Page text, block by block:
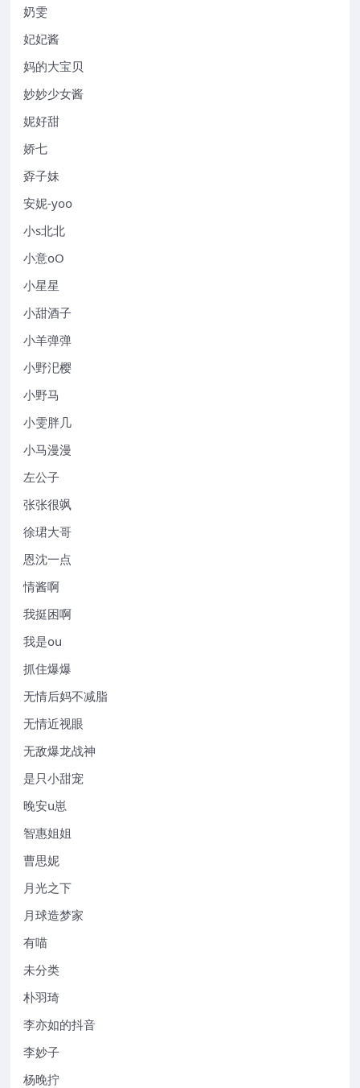
奶雯
妃妃酱
妈的大宝贝
妙妙少女酱
妮好甜
娇七
孬子妹
安妮-yoo
小s北北
小意oO
小星星
小甜酒子
小羊弹弹
小野汜樱
小野马
小雯胖几
小马漫漫
左公子
张张很飒
徐珺大哥
恩沈一点
情酱啊
我挺困啊
我是ou
抓住爆爆
无情后妈不减脂
无情近视眼
无敌爆龙战神
是只小甜宠
晚安u崽
智惠姐姐
曹思妮
月光之下
月球造梦家
有喵
未分类
朴羽琦
李亦如的抖音
李妙子
杨晚拧